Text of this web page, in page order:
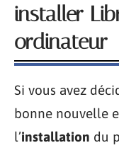
installer
ordinateur
Si vous avez
bonne nouvelle
l’installation du